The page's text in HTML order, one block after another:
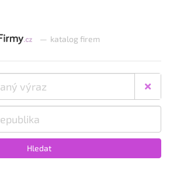
— katalog firem
Hledat